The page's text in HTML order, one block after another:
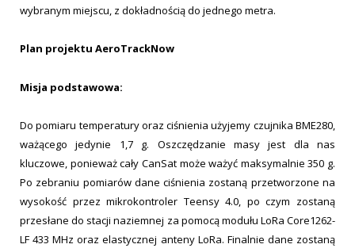
wybranym miejscu, z dokładnością do jednego metra.
Plan projektu AeroTrackNow
Misja podstawowa:
Do pomiaru temperatury oraz ciśnienia użyjemy czujnika BME280,
ważącego jedynie 1,7 g. Oszczędzanie masy jest dla nas
kluczowe, ponieważ cały CanSat może ważyć maksymalnie 350 g.
Po zebraniu pomiarów dane ciśnienia zostaną przetworzone na
wysokość przez mikrokontroler Teensy 4.0, po czym zostaną
przesłane do stacji naziemnej za pomocą modułu LoRa Core1262-
LF 433 MHz oraz elastycznej anteny LoRa. Finalnie dane zostaną